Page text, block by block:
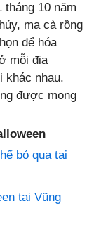
tháng 10 năm
ma cà rồng
để hóa
mỗi địa
khác nhau.
được mong
bỏ qua tại
tại Vũng